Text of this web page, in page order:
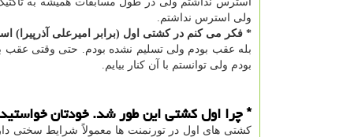
ولی استرس نداشتم.
* فکر می کنم در کشتی اول (برابر امیرعلی آذرپیرا)
بله عقب بودم ولی تسلیم نشده بودم. حتی وقتی
بودم ولی توانستم با آن کنار بیایم.
* چرا اول کشتی این طور شد. خودتان
کشتی های اول در تورنمنت ها معمولاً شرایط سختی